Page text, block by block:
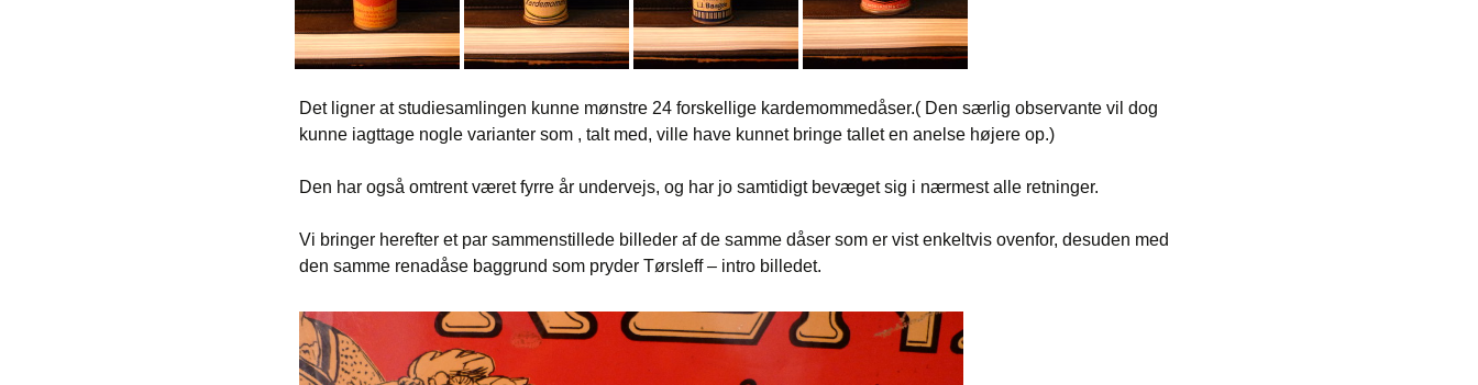
Det ligner at studiesamlingen kunne mønstre 24 forskellige kardemommedåser.( Den særlig observante vil dog
kunne iagttage nogle varianter som , talt med, ville have kunnet bringe tallet en anelse højere op.)
Den har også omtrent været fyrre år undervejs, og har jo samtidigt bevæget sig i nærmest alle retninger.
Vi bringer herefter et par sammenstillede billeder af de samme dåser som er vist enkeltvis ovenfor, desuden med
den samme renadåse baggrund som pryder Tørsleff – intro billedet.